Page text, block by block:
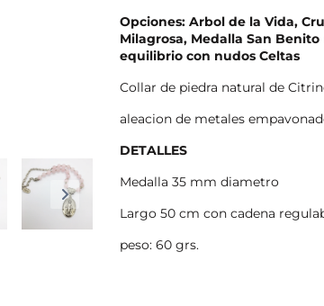
Opciones: Arbol de la Vida,
Milagrosa, Medalla San
equilibrio con nudos Celtas
Collar de piedra natural de
aleacion de metales
DETALLES
Medalla 35 mm diametro
Largo 50 cm con cadena
peso: 60 grs.